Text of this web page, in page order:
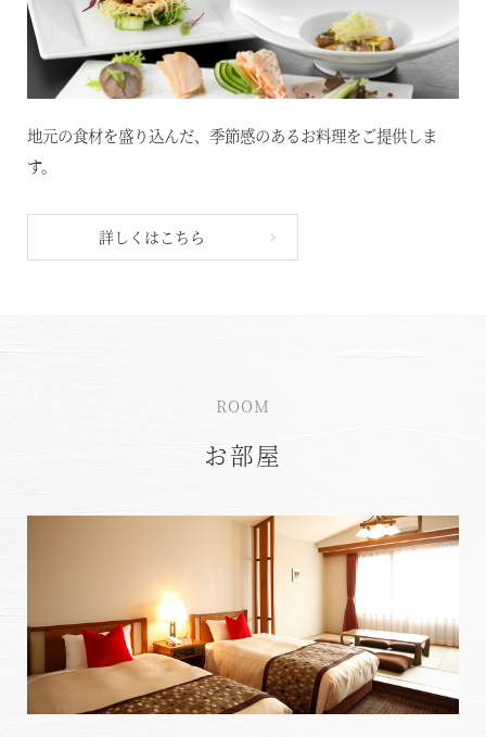
地元の食材を盛り込んだ、季節感のあるお料理をご提供しま
す。
詳しくはこちら
ROOM
お部屋